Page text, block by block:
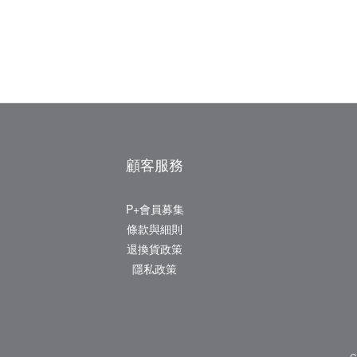
顧客服務
P+會員募集
條款與細則
退換貨政策
隱私政策